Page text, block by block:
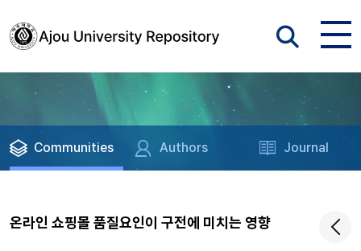
Communities Authors Journal
온라인 쇼핑몰 품질요인이 구전에 미치는 영향